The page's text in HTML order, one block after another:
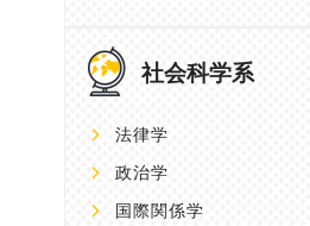
社会科学系
法律学
政治学
国際関係学